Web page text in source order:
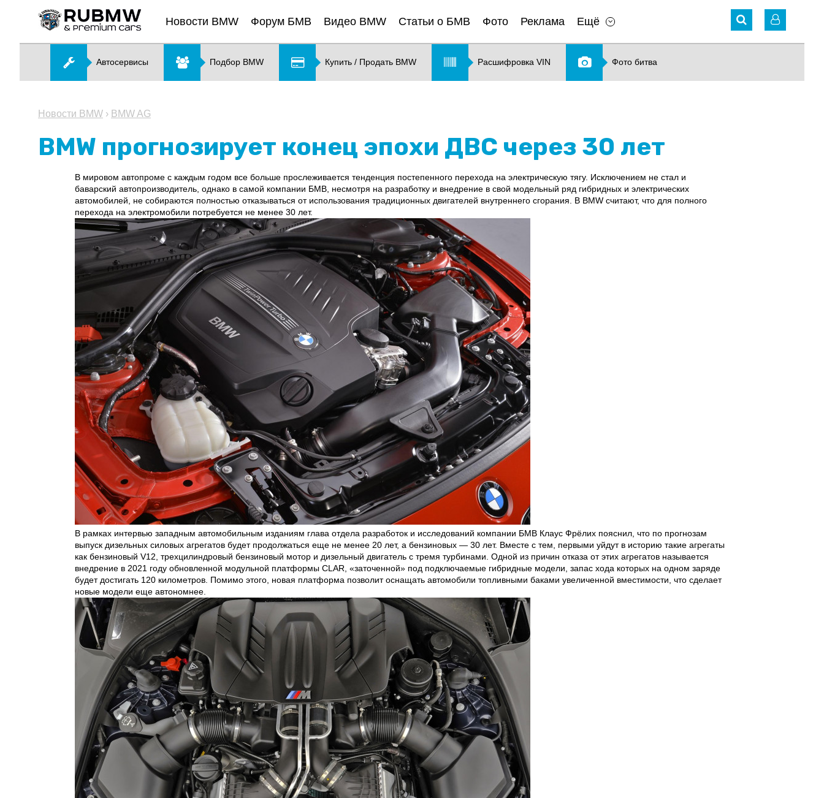
Новости BMW Форум БМВ Видео BMW Статьи о БМВ Фото Реклама Ещё
Автосервисы Подбор BMW Купить / Продать BMW Расшифровка VIN Фото битва
Новости BMW › BMW AG
BMW прогнозирует конец эпохи ДВС через 30 лет
В мировом автопроме с каждым годом все больше прослеживается тенденция постепенного перехода на электрическую тягу. Исключением не стал и
баварский автопроизводитель, однако в самой компании БМВ, несмотря на разработку и внедрение в свой модельный ряд гибридных и электрических
автомобилей, не собираются полностью отказываться от использования традиционных двигателей внутреннего сгорания. В BMW считают, что для полного
перехода на электромобили потребуется не менее 30 лет.
В рамках интервью западным автомобильным изданиям глава отдела разработок и исследований компании БМВ Клаус Фрёлих пояснил, что по прогнозам
выпуск дизельных силовых агрегатов будет продолжаться еще не менее 20 лет, а бензиновых — 30 лет. Вместе с тем, первыми уйдут в историю такие агрегаты
как бензиновый V12, трехцилиндровый бензиновый мотор и дизельный двигатель с тремя турбинами. Одной из причин отказа от этих агрегатов называется
внедрение в 2021 году обновленной модульной платформы CLAR, «заточенной» под подключаемые гибридные модели, запас хода которых на одном заряде
будет достигать 120 километров. Помимо этого, новая платформа позволит оснащать автомобили топливными баками увеличенной вместимости, что сделает
новые модели еще автономнее.